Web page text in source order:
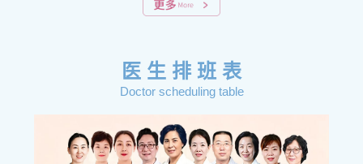
医 生 排 班 表
Doctor scheduling table